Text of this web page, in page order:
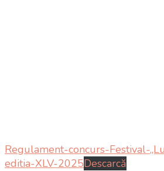
Regulament-concurs-Festival-
editia-XLV-2025Descarcă